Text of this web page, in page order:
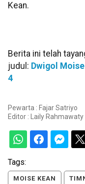
Kean.
Berita ini telah
judul: Dwigol
4
Pewarta : Fajar Satriyo
Editor :
Laily Rahmawaty
Tags:
MOISE KEAN